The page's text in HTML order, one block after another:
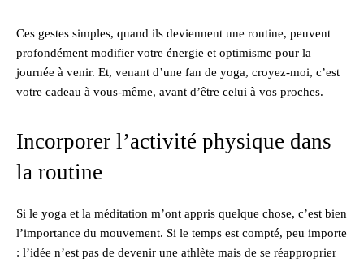
Ces gestes simples, quand ils deviennent une routine, peuvent
profondément modifier votre énergie et optimisme pour la
journée à venir. Et, venant d’une fan de yoga, croyez-moi, c’est
votre cadeau à vous-même, avant d’être celui à vos proches.
Incorporer l’activité physique dans
la routine
Si le yoga et la méditation m’ont appris quelque chose, c’est bien
l’importance du mouvement. Si le temps est compté, peu importe
: l’idée n’est pas de devenir une athlète mais de se réapproprier